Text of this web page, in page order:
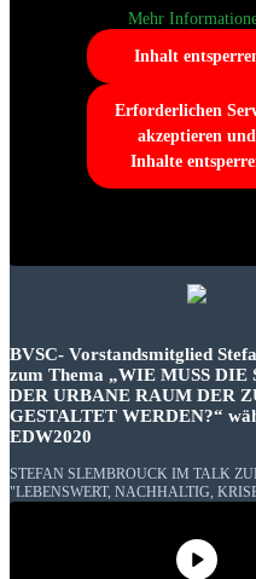
Mehr
Inhalt
Erforderlichen
akzeptieren und
Inhalte
BVSC- Vorstandsmitglied
zum Thema „WIE MUSS DIE
DER URBANE RAUM DER
GESTALTET WERDEN?“
EDW2020
STEFAN SLEMBROUCK IM TALK
"LEBENSWERT, NACHHALTIG,